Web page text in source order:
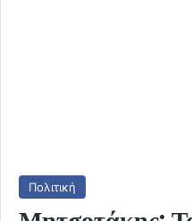
Πολιτική